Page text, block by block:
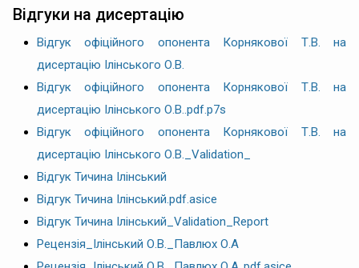
Відгуки на дисертацію
Відгук офіційного опонента Корнякової Т.В. на
дисертацію Ілінського О.В.
Відгук офіційного опонента Корнякової Т.В. на
дисертацію Ілінського О.В..pdf.p7s
Відгук офіційного опонента Корнякової Т.В. на
дисертацію Ілінського О.В._Validation_
Відгук Тичина Ілінський
Відгук Тичина Ілінський.pdf.asice
Відгук Тичина Ілінський_Validation_Report
Рецензія_Ілінський О.В._Павлюх О.А